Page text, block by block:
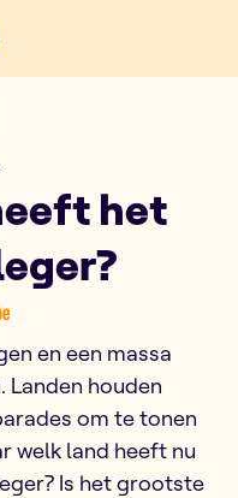
VRT NWS
het
het
en een massa
houden
om te tonen
welk land heeft nu
Is het grootste